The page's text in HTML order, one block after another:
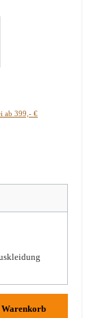
ab 399,- €
Warenkorb